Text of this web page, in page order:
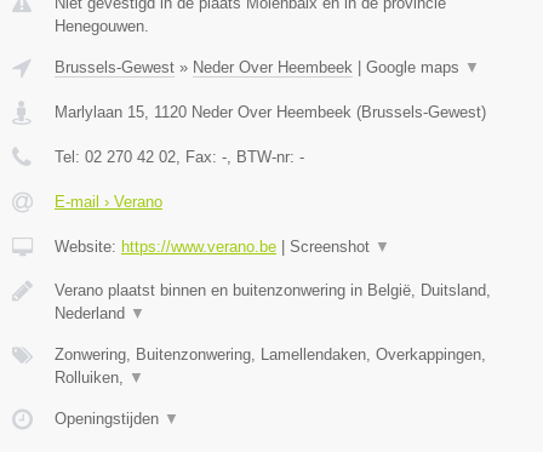
Henegouwen.
Brussels-Gewest » Neder Over Heembeek Google maps ▼
Marlylaan 15 1120 Neder Over Heembeek (Brussels-Gewest)
Tel: 02 270 42 02 , Fax: - , BTW-nr: -
E-mail › Verano
Website: https://www.verano.be Screenshot ▼
Verano plaatst binnen en buitenzonwering in België, Duitsland,
Nederland ▼
Zonwering, Buitenzonwering, Lamellendaken, Overkappingen,
Rolluiken,
▼
Openingstijden ▼